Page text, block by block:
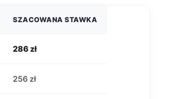
SZACOWANA STAWKA
286 zł
256 zł